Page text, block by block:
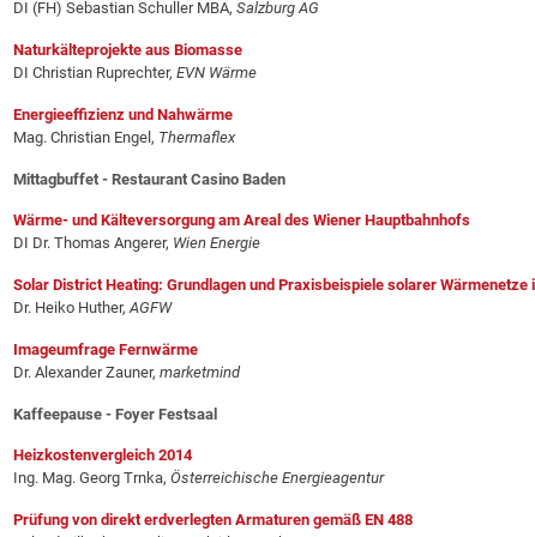
DI (FH) Sebastian Schuller MBA, Salzburg AG
Naturkälteprojekte aus Biomasse
DI Christian Ruprechter, EVN Wärme
Energieeffizienz und Nahwärme
Mag. Christian Engel, Thermaflex
Mittagbuffet - Restaurant Casino Baden
Wärme- und Kälteversorgung am Areal des Wiener Hauptbahnhofs
DI Dr. Thomas Angerer, Wien Energie
Solar District Heating: Grundlagen und Praxisbeispiele solarer Wärmenetze
Dr. Heiko Huther, AGFW
Imageumfrage Fernwärme
Dr. Alexander Zauner, marketmind
Kaffeepause - Foyer Festsaal
Heizkostenvergleich 2014
Ing. Mag. Georg Trnka, Österreichische Energieagentur
Prüfung von direkt erdverlegten Armaturen gemäß EN 488